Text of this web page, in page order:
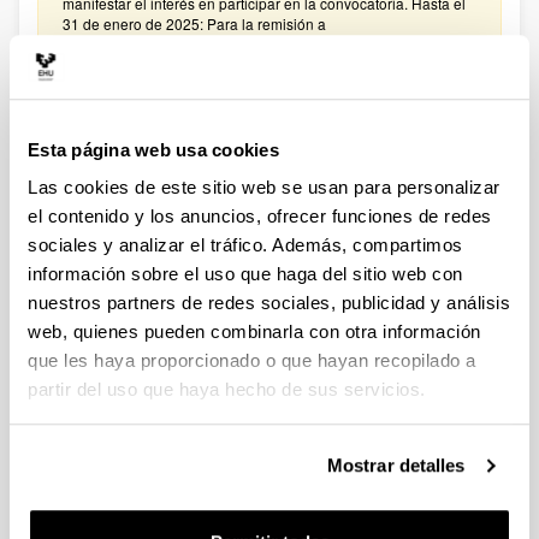
Esta página web usa cookies
Las cookies de este sitio web se usan para personalizar
el contenido y los anuncios, ofrecer funciones de redes
sociales y analizar el tráfico. Además, compartimos
información sobre el uso que haga del sitio web con
nuestros partners de redes sociales, publicidad y análisis
web, quienes pueden combinarla con otra información
que les haya proporcionado o que hayan recopilado a
partir del uso que haya hecho de sus servicios.
Mostrar detalles
31 de enero de 2025: Para la remisión a
PÚBLICO-PRIVADA 2023
El plazo para presentar solicitudes finaliza el 20 de febrero de
2024 a las 14:00. Hasta el 12 de febrero de 2024: Para
manifestar el interés en participar en la convocatoria. Hasta el
16 de febrero de 2024: Para la remisión a
convocatoriasestatales.dgi@ehu.es del ANEXO
PRESUPUESTO
Ayudas del Programa Red Guipuzcoana de Ciencia,
Tecnología e Innovación 2023
Plazo de presentación cerrado: 21/03/2023 - 19/04/2023 13:00
El plazo para presentar solicitudes, finaliza el 19 de abril de